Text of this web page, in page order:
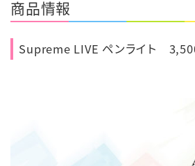
商品情報
Supreme LIVE ペンライト